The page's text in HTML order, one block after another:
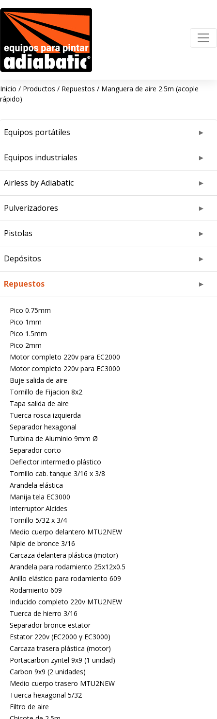
Inicio / Productos / Repuestos / Manguera de aire 2.5m (acople
rápido)
Equipos portátiles
Equipos industriales
Airless by Adiabatic
Pulverizadores
Pistolas
Depósitos
Repuestos
Pico 0.75mm
Pico 1mm
Pico 1.5mm
Pico 2mm
Motor completo 220v para EC2000
Motor completo 220v para EC3000
Buje salida de aire
Tornillo de Fijacion 8x2
Tapa salida de aire
Tuerca rosca izquierda
Separador hexagonal
Turbina de Aluminio 9mm Ø
Separador corto
Deflector intermedio plástico
Tornillo cab. tanque 3/16 x 3/8
Arandela elástica
Manija tela EC3000
Interruptor Alcides
Tornillo 5/32 x 3/4
Medio cuerpo delantero MTU2NEW
Niple de bronce 3/16
Carcaza delantera plástica (motor)
Arandela para rodamiento 25x12x0.5
Anillo elástico para rodamiento 609
Rodamiento 609
Inducido completo 220v MTU2NEW
Tuerca de hierro 3/16
Separador bronce estator
Estator 220v (EC2000 y EC3000)
Carcaza trasera plástica (motor)
Portacarbon zyntel 9x9 (1 unidad)
Carbon 9x9 (2 unidades)
Medio cuerpo trasero MTU2NEW
Tuerca hexagonal 5/32
Filtro de aire